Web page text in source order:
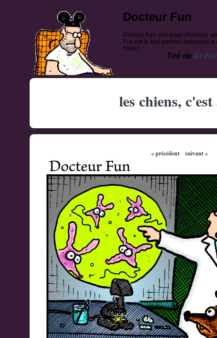
Docteur Fun
Docteur Fun, des gags d'humour
Fun est le tout premier webcomic
Farley.
Tiré de Dr
les chiens, c'est
« précédent suivant »